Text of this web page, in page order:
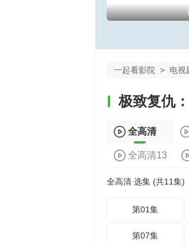
一起看影院 > 电视
极致复仇
全高清
全高清13
全高清 选集 (共11集)
第01集
第07集